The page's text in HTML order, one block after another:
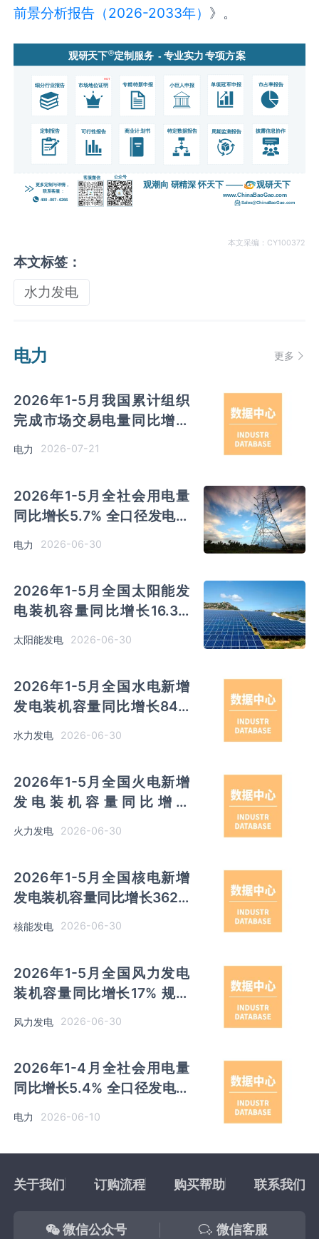
前景分析报告（2026-2033年） 》。
本文采编：CY100372
本文标签：
水力发电
电力 更多
2026年1-5月我国累计组织
完成市场交易电量同比增长
24.8% 其中中长期电力直接
交易电量同比增长7.2%
电力 2026-07-21
2026年1-5月全社会用电量
同比增长5.7% 全口径发电装
电力 2026-06-30
2026年1-5月全国太阳能发
电装机容量同比增长16.3%
规以上发电量同比增长10.7%
太阳能发电 2026-06-30
2026年1-5月全国水电新增
发电装机容量同比增长84%
规模以上企业水力发电量同比
增长10.9%
水力发电 2026-06-30
2026年1-5月全国火电新增
发电装机容量同比增长
1143%规模以上企业火力发
电量同比增长3.4%
火力发电 2026-06-30
2026年1-5月全国核电新增
发电装机容量同比增长362%
2.5%
核能发电 2026-06-30
2026年1-5月全国风力发电
装机容量同比增长17% 规模
2.1%
风力发电 2026-06-30
2026年1-4月全社会用电量
同比增长5.4% 全口径发电装
机容量同比增长14.2%
电力 2026-06-10
关于我们 订购流程 购买帮助 联系我们
微信公众号 微信客服